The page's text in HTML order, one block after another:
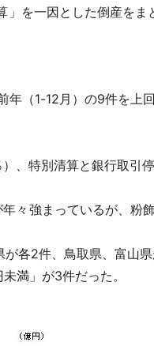
を一因とした倒産をま
（1-12月）の9件を上回
、特別清算と銀行取引
々強まっているが、粉
各2件、鳥取県、富山県
満」が3件だった。